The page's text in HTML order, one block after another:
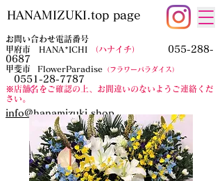
HANAMIZUKI.top page
お問い合わせ電話番号
甲府市 HANA*ICHI
（ハナイチ）
055-288-
0687
​甲斐市 FlowerParadise （フラワーパラダイス）
0551-28-7787
​※店舗名をご確認の上、お間違いのないようご連絡くだ
さい。
​info@hanamizuki.shop